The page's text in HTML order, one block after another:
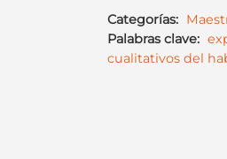
Categorías:
Palabras clave:
cualitativos del